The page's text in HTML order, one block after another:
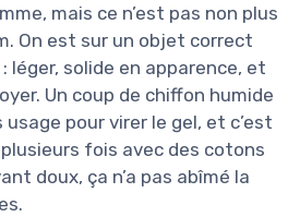
mais ce n’est pas non plus
On est sur un objet correct
léger, solide en apparence, et
Un coup de chiffon humide
pour virer le gel, et c’est
plusieurs fois avec des cotons
doux, ça n’a pas abîmé la